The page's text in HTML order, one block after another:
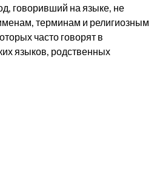
говоривший на языке, не
терминам и религиозным
часто говорят в
языков, родственных